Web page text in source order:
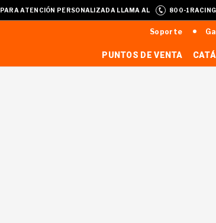
PARA ATENCIÓN PERSONALIZADA LLAMA AL 800-
Soporte
PUNTOS DE VENTA